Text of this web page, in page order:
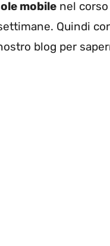
mobile nel
Quindi
blog per